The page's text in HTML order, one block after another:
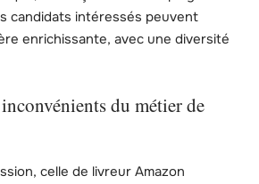
candidats intéressés peuvent
enrichissante, avec une diversité
du métier de
celle de livreur Amazon